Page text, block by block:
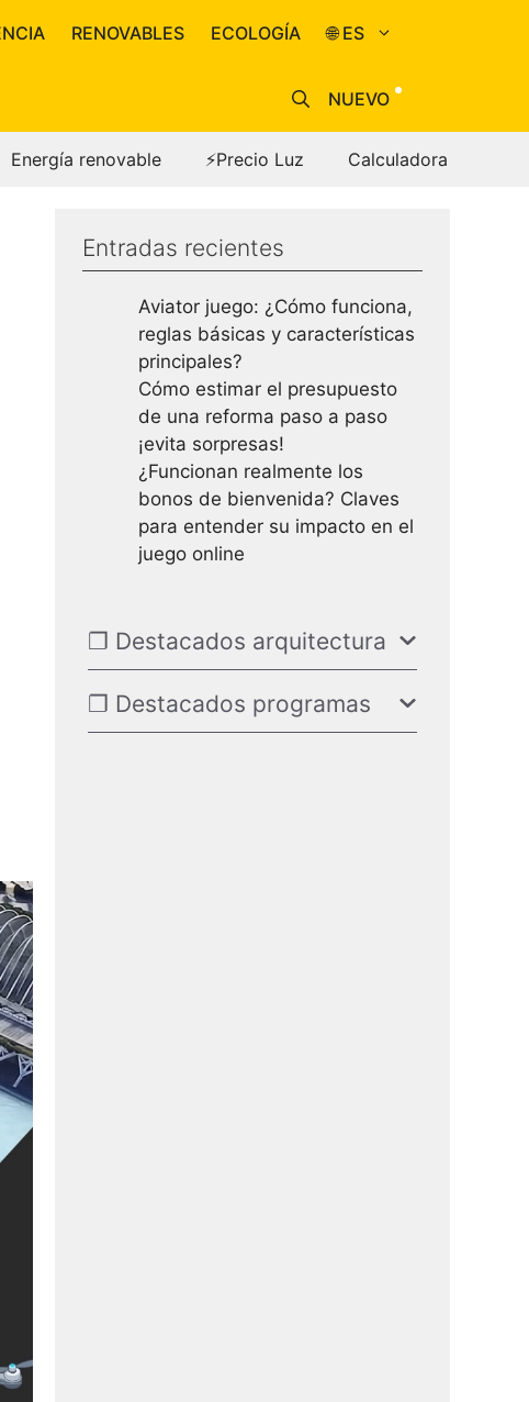
RENOVABLES ECOLOGÍA 🌐 ES
NUEVO
Energía renovable ⚡Precio Luz Calculadora
Entradas recientes
Aviator juego: ¿Cómo funciona,
reglas básicas y características
principales?
Cómo estimar el presupuesto
de una reforma paso a paso
¡evita sorpresas!
¿Funcionan realmente los
bonos de bienvenida? Claves
para entender su impacto en el
juego online
❐ Destacados arquitectura
❐ Destacados programas